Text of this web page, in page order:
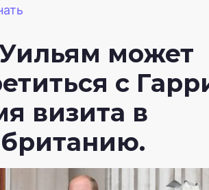
может
с
визита в